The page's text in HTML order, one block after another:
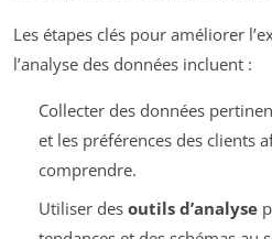
Les étapes clés pour améliorer
l’analyse des données incluent :
Collecter des données
et les préférences des clients
comprendre.
Utiliser des outils d’analyse